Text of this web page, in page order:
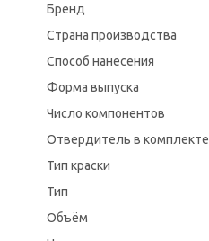
Бренд
Страна производства
Способ нанесения
Форма выпуска
Число компонентов
Отвердитель в комплекте
Тип краски
Тип
Объём